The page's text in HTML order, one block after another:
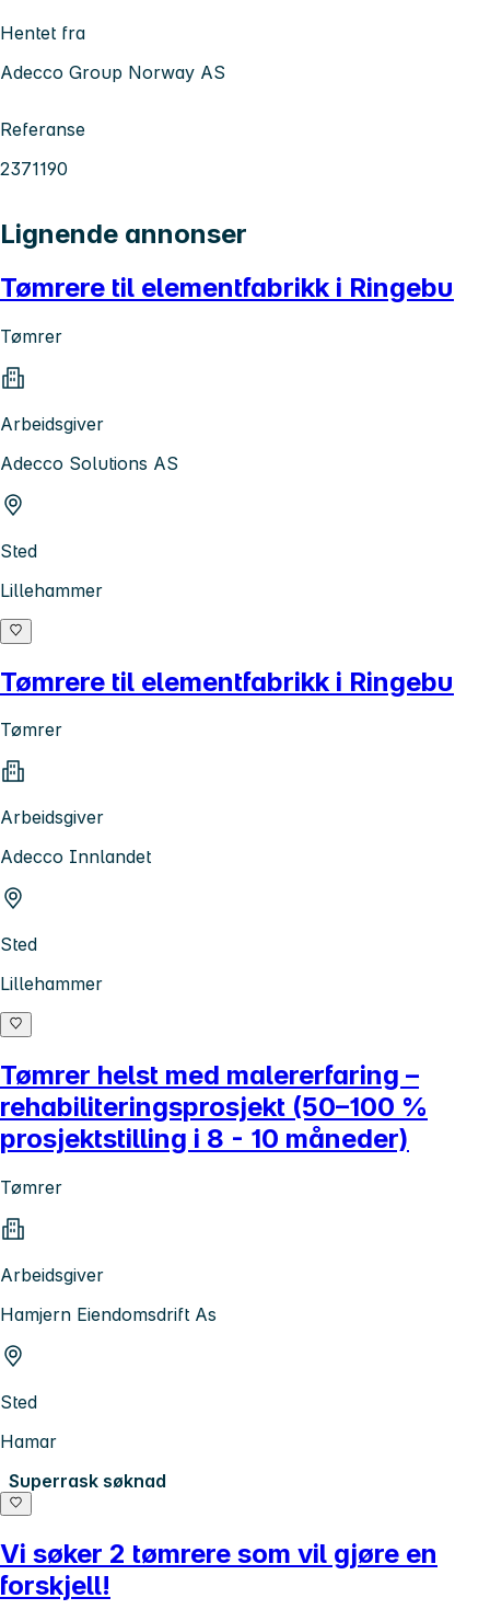
Hentet fra
Adecco Group Norway AS
Referanse
2371190
Lignende annonser
Tømrere til elementfabrikk i Ringebu
Tømrer
Arbeidsgiver
Adecco Solutions AS
Sted
Lillehammer
Tømrere til elementfabrikk i Ringebu
Tømrer
Arbeidsgiver
Adecco Innlandet
Sted
Lillehammer
Tømrer helst med malererfaring –
rehabiliteringsprosjekt (50–100 %
prosjektstilling i 8 - 10 måneder)
Tømrer
Arbeidsgiver
Hamjern Eiendomsdrift As
Sted
Hamar
Superrask søknad
Vi søker 2 tømrere som vil gjøre en
forskjell!